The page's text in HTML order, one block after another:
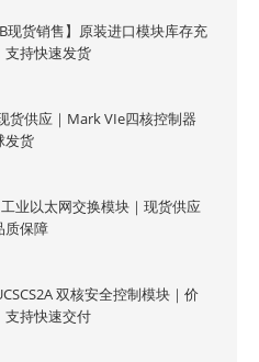
现货销售】原装进口模块库存充
支持快速发货
货供应｜Mark VIe四核控制器
发货
工业以太网交换模块｜现货供应
质保障
双核安全控制模块｜价
支持快速交付